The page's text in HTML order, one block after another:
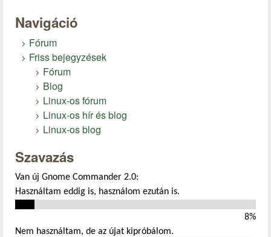
Navigáció
Fórum
Friss bejegyzések
Fórum
Blog
Linux-os fórum
Linux-os hír és blog
Linux-os blog
Szavazás
Van új Gnome Commander 2.0:
Használtam eddig is, használom ezután is.
8%
Nem használtam, de az újat kipróbálom.